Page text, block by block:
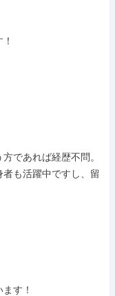
であれば経歴不問。
も活躍中ですし、留
す！